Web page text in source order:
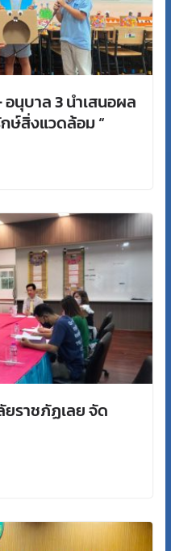
นุบาล 3 นำเสนอผล
ษ์สิ่งแวดล้อม “
ยราชภัฏเลย จัด